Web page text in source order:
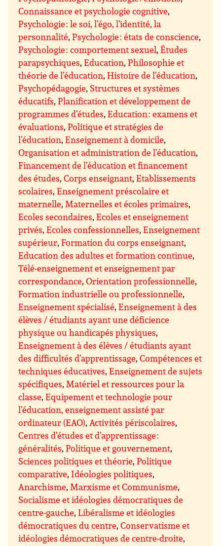
Connaissance et psychologie cognitive,
Psychologie : le soi, l’égo, l’identité, la
personnalité,Psychologie : états de conscience,
Psychologie : comportement sexuel,Études
parapsychiques,Education,Philosophie et
théorie de l’éducation,Histoire de l’éducation,
Psychopédagogie, Structures et systèmes
éducatifs,Planification et développement de
programmes d’études,Education : examens et
évaluations,Politique et stratégies de
l’éducation,Enseignement à domicile,
Organisation et administration de l’éducation,
Financement de l’éducation et financement
des études,Corps enseignant,Etablissements
scolaires,Enseignement préscolaire et
maternelle,Maternelles et écoles primaires,
Ecoles secondaires,Ecoles et enseignement
privés,Ecoles confessionnelles,Enseignement
supérieur,Formation du corps enseignant,
Education des adultes et formation continue,
Télé-enseignement et enseignement par
correspondance,Orientation professionnelle,
Formation industrielle ou professionnelle,
Enseignement spécialisé,Enseignement à des
élèves / étudiants ayant une déficience
physique ou handicapés physiques,
Enseignement à des élèves / étudiants ayant
des difficultés d’apprentissage,Compétences et
techniques éducatives,Enseignement de sujets
spécifiques,Matériel et ressources pour la
classe,Equipement et technologie pour
l’éducation, enseignement assisté par
ordinateur (EAO),Activités périscolaires,
Centres d’études et d’apprentissage :
généralités,Politique et gouvernement,
Sciences politiques et théorie,Politique
comparative, Idéologies politiques,
Anarchisme,Marxisme et Communisme,
Socialisme et idéologies démocratiques de
centre-gauche,Libéralisme et idéologies
démocratiques du centre,Conservatisme et
idéologies démocratiques de centre-droite,